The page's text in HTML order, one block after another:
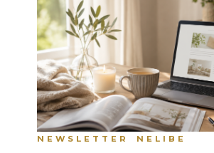
NEWSLETTER NELIBE